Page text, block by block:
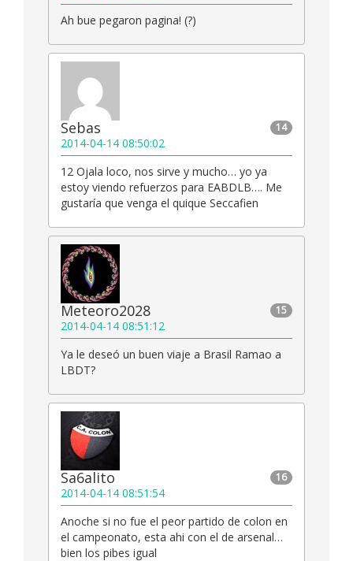
Ah bue pegaron pagina! (?)
14
Sebas
2014-04-14 08:50:02
12 Ojala loco, nos sirve y mucho… yo ya
estoy viendo refuerzos para EABDLB…. Me
gustaría que venga el quique Seccafien
15
Meteoro2028
2014-04-14 08:51:12
Ya le deseó un buen viaje a Brasil Ramao a
LBDT?
16
Sa6alito
2014-04-14 08:51:54
Anoche si no fue el peor partido de colon en
el campeonato, esta ahi con el de arsenal…
bien los pibes igual